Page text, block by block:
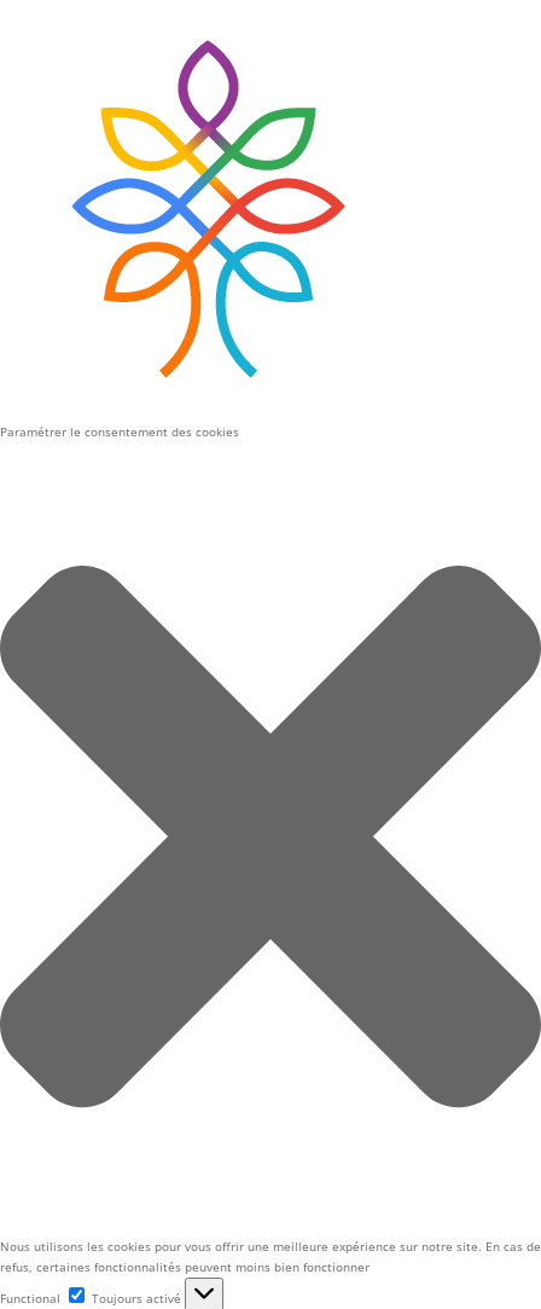
Paramétrer le consentement des cookies
Nous utilisons les cookies pour vous offrir une meilleure expérience sur notre site. En cas de
refus, certaines fonctionnalités peuvent moins bien fonctionner
Functional
Toujours activé